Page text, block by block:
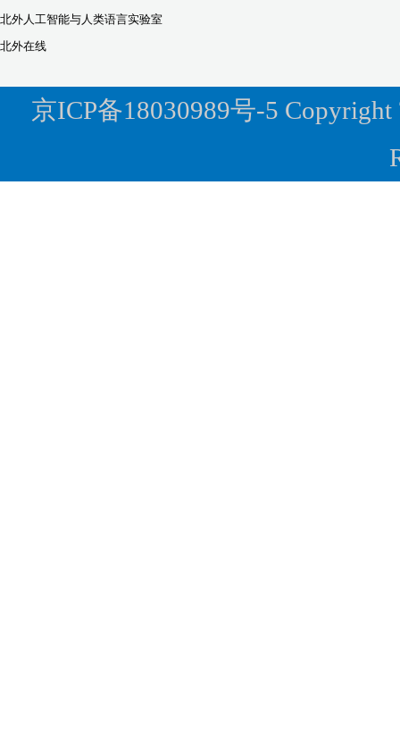
北外人工智能与人类语言实验室
北外在线
京ICP备18030989号-5